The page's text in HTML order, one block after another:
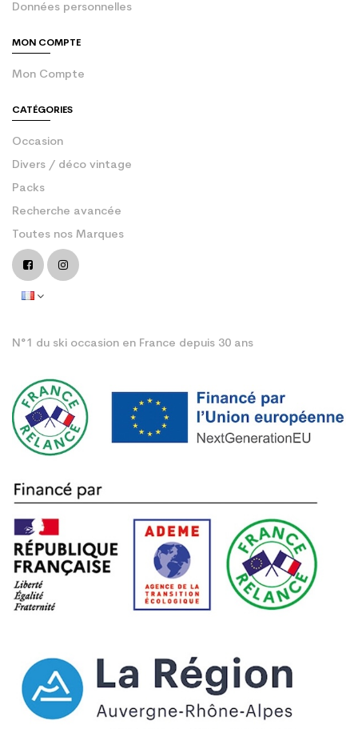
Données personnelles
MON COMPTE
Mon Compte
CATÉGORIES
Occasion
Divers / déco vintage
Packs
Recherche avancée
Toutes nos Marques
N°1 du ski occasion en France depuis 30 ans